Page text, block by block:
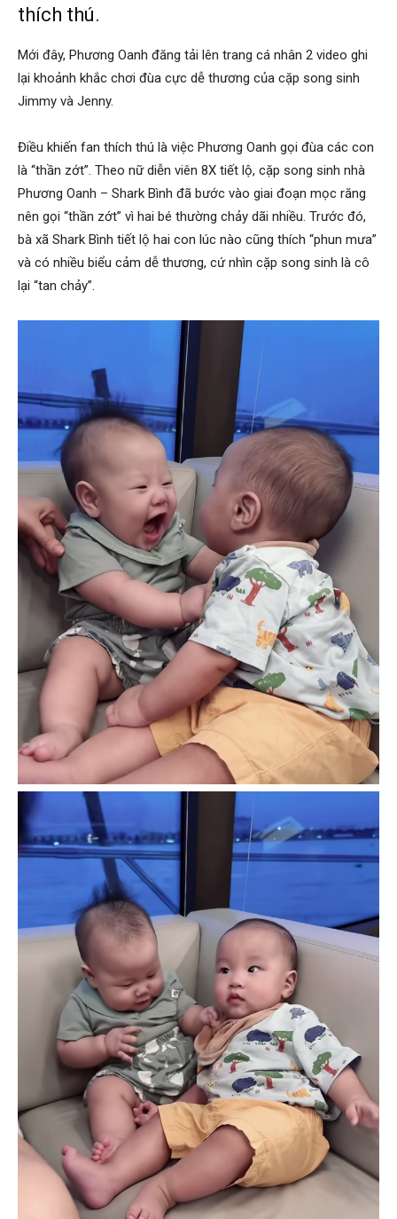
thích thú.
Mới đây, Phương Oanh đăng tải lên trang cá nhân 2 video ghi
lại khoảnh khắc chơi đùa cực dễ thương của cặp song sinh
Jimmy và Jenny.
Điều khiến fan thích thú là việc Phương Oanh gọi đùa các con
là “thần zớt”. Theo nữ diễn viên 8X tiết lộ, cặp song sinh nhà
Phương Oanh – Shark Bình đã bước vào giai đoạn mọc răng
nên gọi “thần zớt” vì hai bé thường chảy dãi nhiều. Trước đó,
bà xã Shark Bình tiết lộ hai con lúc nào cũng thích “phun mưa”
và có nhiều biểu cảm dễ thương, cứ nhìn cặp song sinh là cô
lại “tan chảy”.